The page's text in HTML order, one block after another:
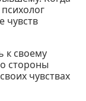
чувств
к своему
стороны
чувствах